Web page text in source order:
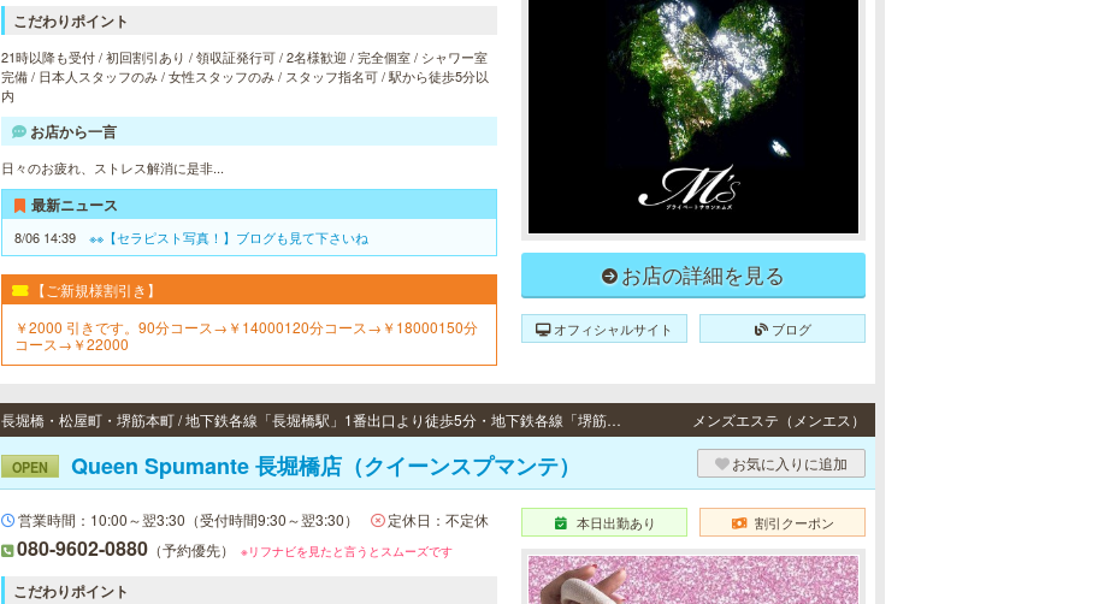
こだわりポイント
21時以降も受付 / 初回割引あり / 領収証発行可 / 2名様歓迎 / 完全個室 / シャワー室
完備 / 日本人スタッフのみ / 女性スタッフのみ / スタッフ指名可 / 駅から徒歩5分以
内
お店から一言
日々のお疲れ、ストレス解消に是非...
最新ニュース
8/06 14:39 ※※【セラピスト写真！】ブログも見て下さいね
【ご新規様割引き】
￥2000 引きです。90分コース→￥14000120分コース→￥18000150分
コース→￥22000
お店の詳細を見る
オフィシャルサイト ブログ
長堀橋・松屋町・堺筋本町 / 地下鉄各線「長堀橋駅」1番出口より徒歩5分・地下鉄各線「堺筋本町駅」3番出口より徒歩5分 メンズエステ（メンエス）
OPEN Queen Spumante 長堀橋店（クイーンスプマンテ） お気に入りに追加
営業時間：10:00～翌3:30（受付時間9:30～翌3:30） 定休日：不定休
080-9602-0880 （予約優先） ※リフナビを見たと言うとスムーズです
こだわりポイント
本日出勤あり 割引クーポン